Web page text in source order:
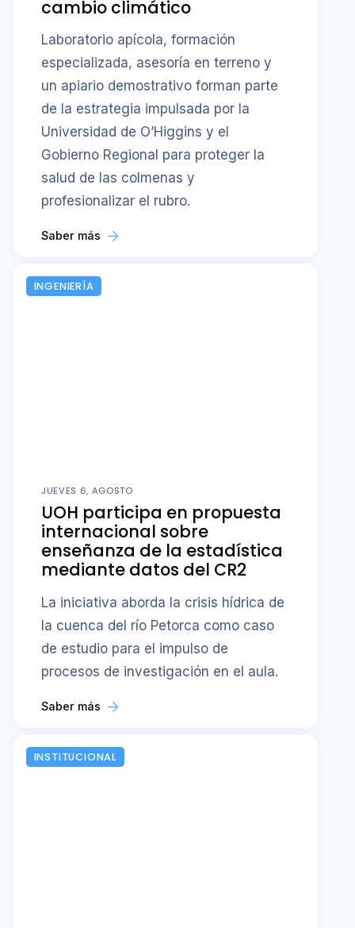
cambio climático
Laboratorio apícola, formación
especializada, asesoría en terreno y
un apiario demostrativo forman parte
de la estrategia impulsada por la
Universidad de O’Higgins y el
Gobierno Regional para proteger la
salud de las colmenas y
profesionalizar el rubro.
Saber más
INGENIERÍA
JUEVES 6, AGOSTO
UOH participa en propuesta
internacional sobre
enseñanza de la estadística
mediante datos del CR2
La iniciativa aborda la crisis hídrica de
la cuenca del río Petorca como caso
de estudio para el impulso de
procesos de investigación en el aula.
Saber más
INSTITUCIONAL